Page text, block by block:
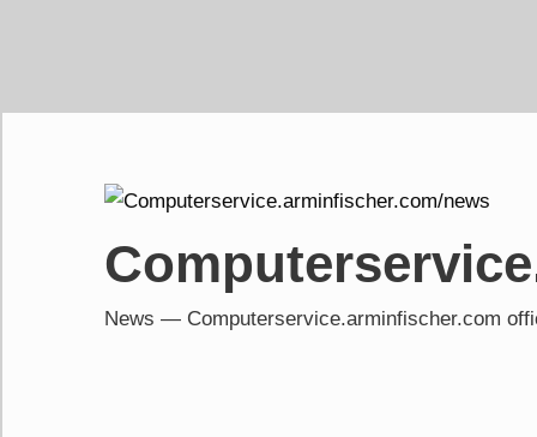
content
News — Computerservice.arminfischer.com